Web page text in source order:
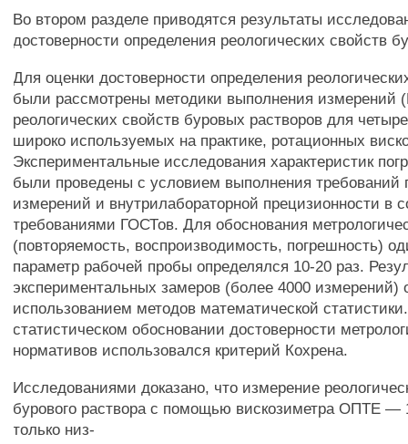
Во втором разделе приводятся результаты
достоверности определения реологических свойств
Для оценки достоверности определения
были рассмотрены методики выполнения измерений
реологических свойств буровых растворов для
широко используемых на практике, ротационных
Экспериментальные исследования характеристик
были проведены с условием выполнения требований
измерений и внутрилабораторной прецизионности в
требованиями ГОСТов. Для обоснования
(повторяемость, воспроизводимость, погрешность)
параметр рабочей пробы определялся 10-20 раз.
экспериментальных замеров (более 4000 измерений)
использованием методов математической
статистическом обосновании достоверности
нормативов использовался критерий Кохрена.
Исследованиями доказано, что измерение
бурового раствора с помощью вискозиметра ОПТЕ —
только низ-